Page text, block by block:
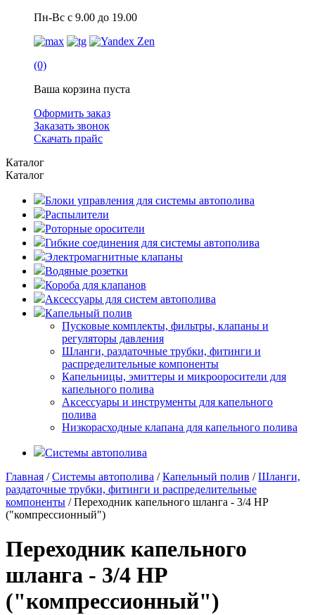
Пн-Вс с 9.00 до 19.00
(0)
Ваша корзина пуста
Оформить заказ
Заказать звонок
Скачать прайс
Каталог
Каталог
Блоки управления для системы автополива
Распылители
Роторные оросители
Гибкие соединения для системы автополива
Электромагнитные клапаны
Водяные розетки
Короба для клапанов
Аксессуары для систем автополива
Капельный полив
Пусковые комплекты, фильтры, клапаны и
регуляторы давления
Шланги, раздаточные трубки, фитинги и
распределительные компоненты
Капельницы, эмиттеры и микрооросители для
капельного полива
Аксессуары и инструменты для капельного
полива
Низкорасходные клапана для капельного полива
Системы автополива
Главная /Системы автополива /Капельный полив /Шланги,
раздаточные трубки, фитинги и распределительные
компоненты / Переходник капельного шланга - 3/4 НР
("компрессионный")
Переходник капельного
шланга - 3/4 НР
("компрессионный")